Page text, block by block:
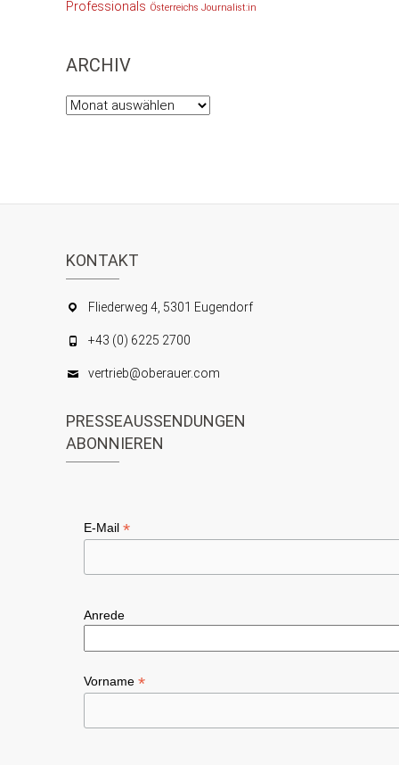
Professionals Österreichs Journalist:in
ARCHIV
Archiv
KONTAKT
Fliederweg 4, 5301 Eugendorf
+43 (0) 6225 2700
vertrieb@oberauer.com
PRESSEAUSSENDUNGEN
ABONNIEREN
E-Mail *
Anrede
Vorname *